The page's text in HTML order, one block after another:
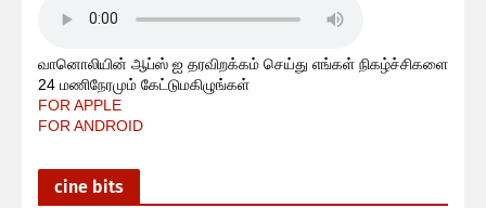
வானொலியின் ஆப்ஸ் ஐ தரவிறக்கம் செய்து எங்கள் நிகழ்ச்சிகளை
24 மணிநேரமும் கேட்டுமகிழுங்கள்
FOR APPLE
FOR ANDROID
cine bits